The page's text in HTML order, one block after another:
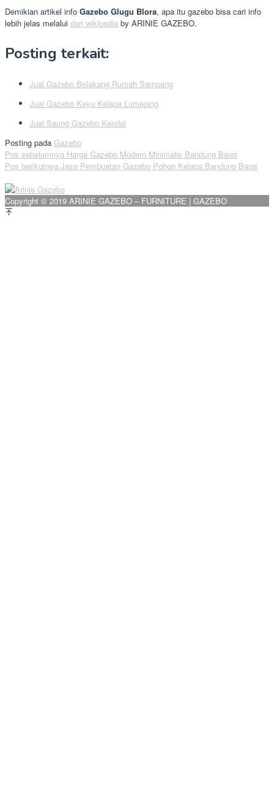
Demikian artikel info Gazebo Glugu Blora, apa itu gazebo bisa cari info
lebih jelas melalui dari wikipedia by ARINIE GAZEBO.
Posting terkait:
Jual Gazebo Belakang Rumah Sampang
Jual Gazebo Kayu Kelapa Lumajang
Jual Saung Gazebo Kendal
Posting pada Gazebo
Navigasi
pos
Pos sebelumnya Harga Gazebo Modern Minimalis Bandung Barat
Pos berikutnya Jasa Pembuatan Gazebo Pohon Kelapa Bandung Barat
Copyright © 2019 ARINIE GAZEBO – FURNITURE | GAZEBO